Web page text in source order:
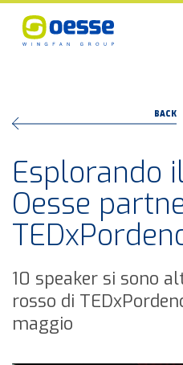
BACK
Esplorando
Oesse
10 speaker si sono
rosso di
maggio